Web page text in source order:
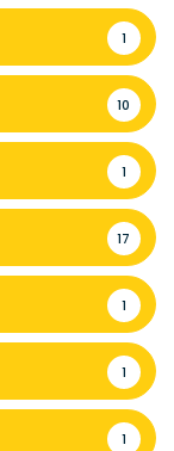
1
10
1
17
1
1
1